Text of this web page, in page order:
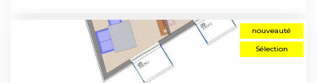
nouveauté
Sélection